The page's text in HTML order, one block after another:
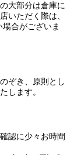
大部分は倉庫に
いただく際は、
合がございま
ぞき、原則とし
します。
認に少々お時間